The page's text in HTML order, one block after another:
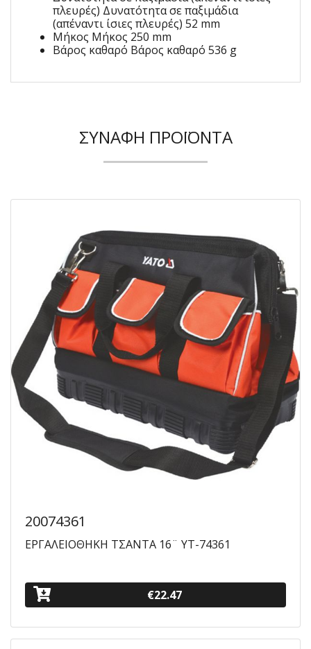
πλευρές) Δυνατότητα σε παξιμάδια
(απέναντι ίσιες πλευρές) 52 mm
Μήκος Μήκος 250 mm
Βάρος καθαρό Βάρος καθαρό 536 g
ΣΥΝΑΦΉ ΠΡΟΪΌΝΤΑ
20074361
ΕΡΓΑΛΕΙΟΘΗΚΗ ΤΣΑΝΤΑ 16¨ YT-74361
€22.47